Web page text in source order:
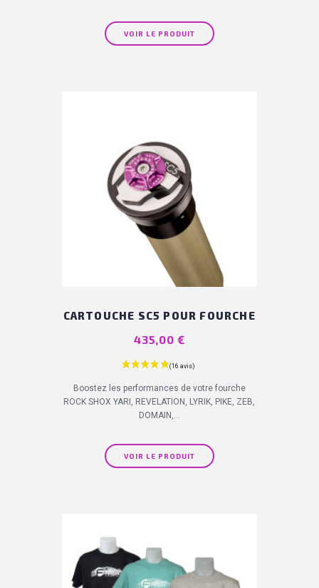
VOIR LE PRODUIT
CARTOUCHE SC5 POUR FOURCHE
Prix
435,00 €
Boostez les performances de votre fourche
ROCK SHOX YARI, REVELATION, LYRIK, PIKE, ZEB,
DOMAIN,...
VOIR LE PRODUIT